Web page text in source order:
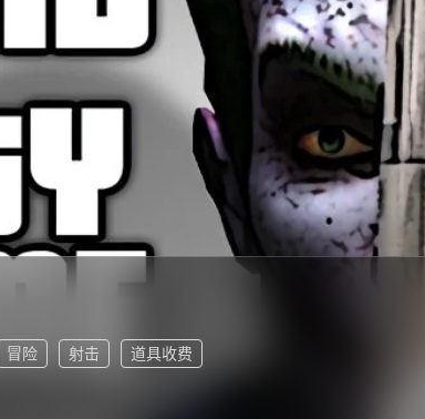
冒险 射击 道具收费